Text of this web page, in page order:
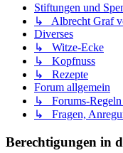
Stiftungen und
↳ Albrecht Graf
Diverses
↳ Witze-Ecke
↳ Kopfnuss
↳ Rezepte
Forum allgemein
↳ Forums-
↳ Fragen,
Berechtigungen in